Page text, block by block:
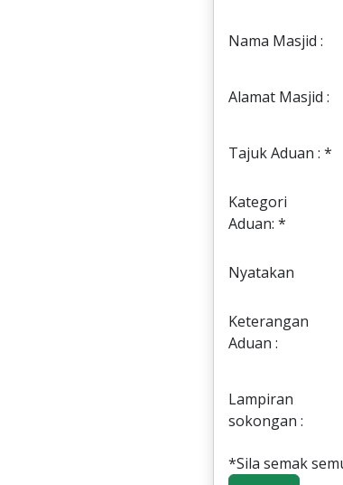
Nama Masjid :
Alamat Masjid :
Tajuk Aduan : *
Kategori
Aduan: *
Nyatakan
Keterangan
Aduan :
Lampiran
sokongan :
*Sila semak